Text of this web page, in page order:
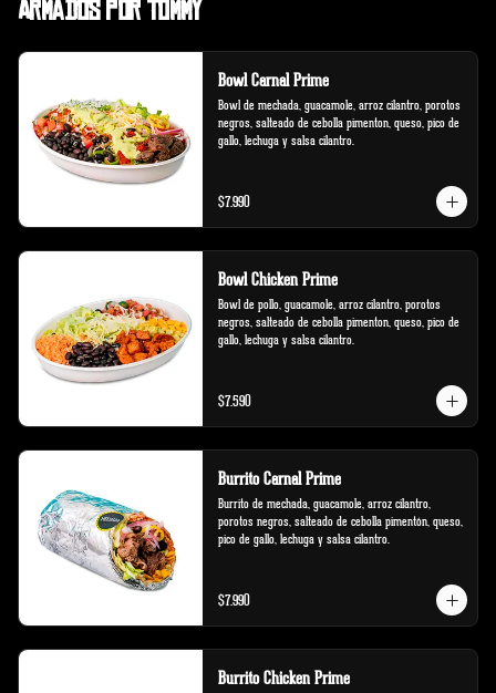
Armados por Tommy
Bowl Carnal Prime
Bowl de mechada, guacamole, arroz cilantro, porotos
negros, salteado de cebolla pimenton, queso, pico de
gallo, lechuga y salsa cilantro.
$7.990
Bowl Chicken Prime
Bowl de pollo, guacamole, arroz cilantro, porotos
negros, salteado de cebolla pimenton, queso, pico de
gallo, lechuga y salsa cilantro.
$7.590
Burrito Carnal Prime
Burrito de mechada, guacamole, arroz cilantro,
porotos negros, salteado de cebolla pimentón, queso,
pico de gallo, lechuga y salsa cilantro.
$7.990
Burrito Chicken Prime